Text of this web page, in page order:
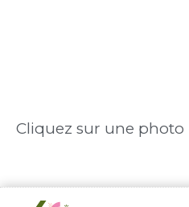
Cliquez sur une